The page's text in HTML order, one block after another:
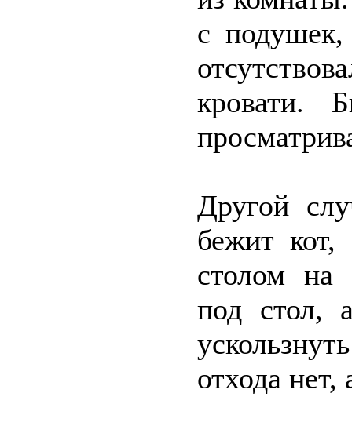
с
кровати.
Другой
бежит кот,
столом на
под стол,
отхода